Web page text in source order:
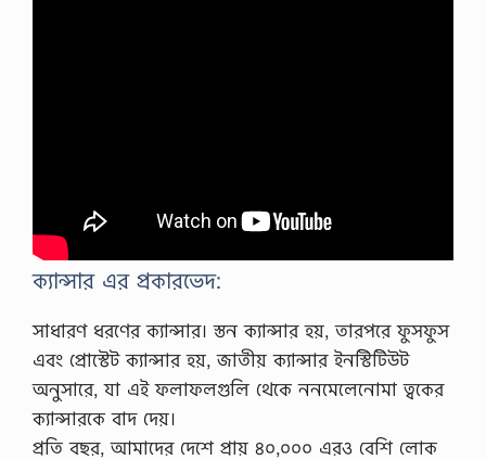
ক্যান্সার এর প্রকারভেদ:
সাধারণ ধরণের ক্যান্সার। স্তন ক্যান্সার হয়, তারপরে ফুসফুস
এবং প্রোস্টেট ক্যান্সার হয়, জাতীয় ক্যান্সার ইনস্টিটিউট
অনুসারে, যা এই ফলাফলগুলি থেকে ননমেলেনোমা ত্বকের
ক্যান্সারকে বাদ দেয়।
প্রতি বছর, আমাদের দেশে প্রায় ৪০,০০০ এরও বেশি লোক